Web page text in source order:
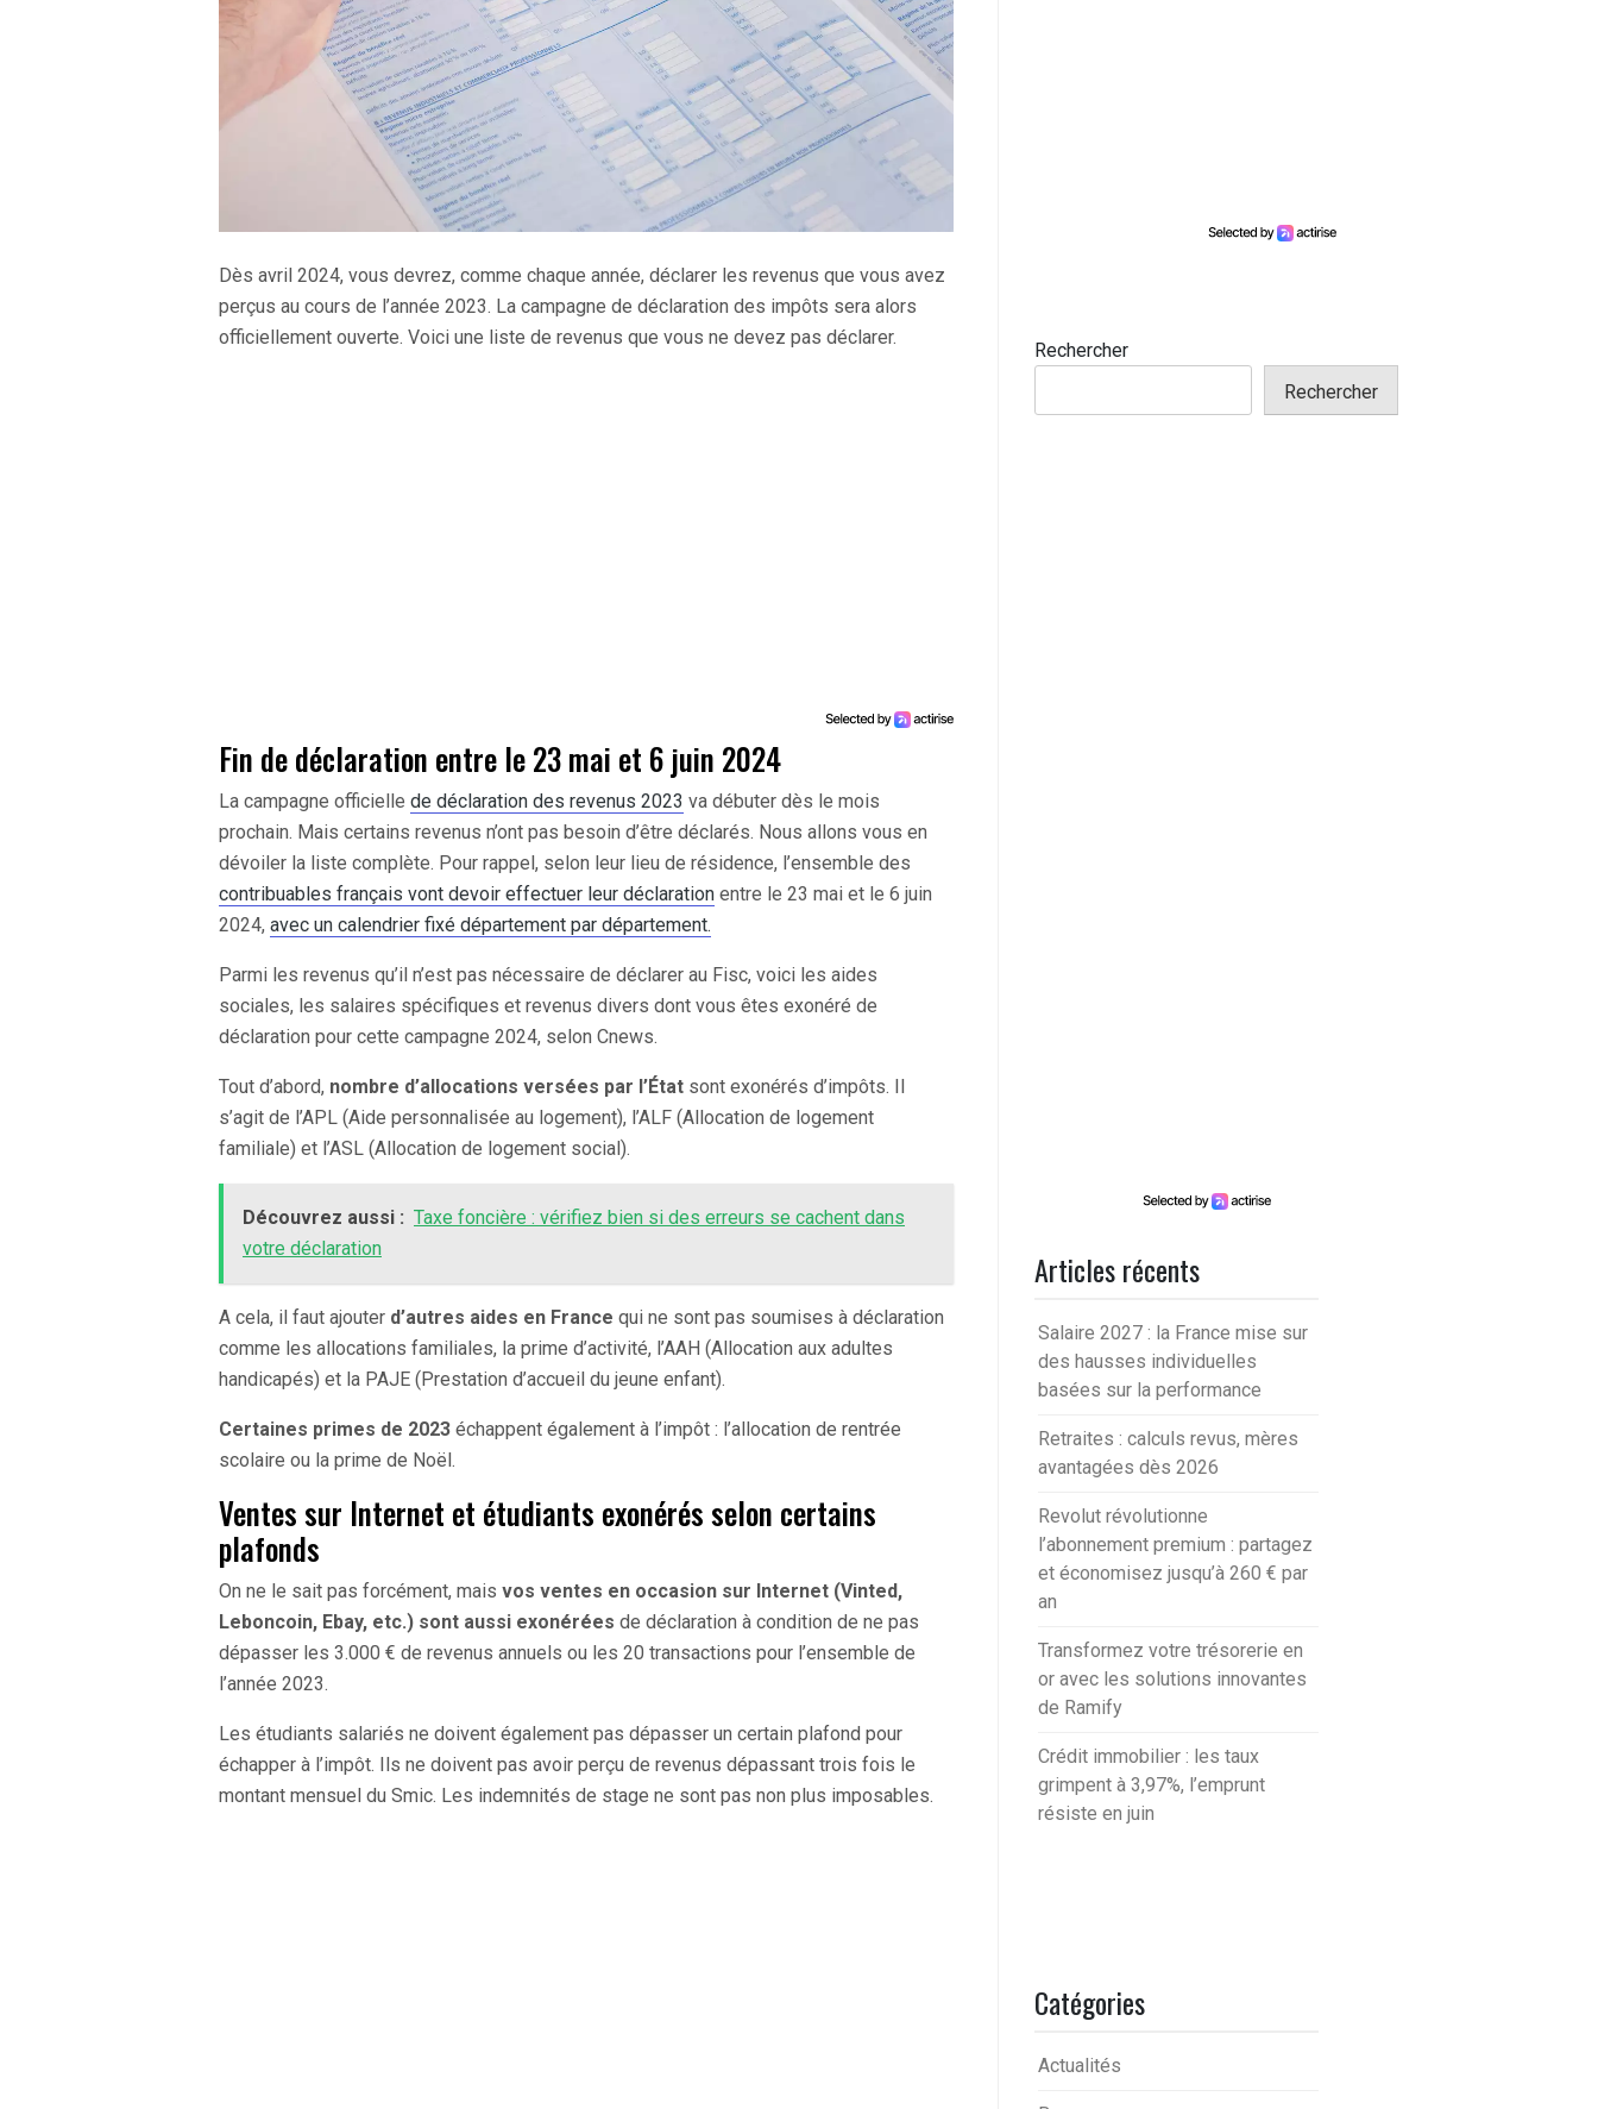
Dès avril 2024, vous devrez, comme chaque année, déclarer les revenus que vous avez
perçus au cours de l’année 2023. La campagne de déclaration des impôts sera alors
officiellement ouverte. Voici une liste de revenus que vous ne devez pas déclarer.
Fin de déclaration entre le 23 mai et 6 juin 2024
La campagne officielle de déclaration des revenus 2023 va débuter dès le mois
prochain. Mais certains revenus n’ont pas besoin d’être déclarés. Nous allons vous en
dévoiler la liste complète. Pour rappel, selon leur lieu de résidence, l’ensemble des
contribuables français vont devoir effectuer leur déclaration entre le 23 mai et le 6 juin
2024, avec un calendrier fixé département par département.
Parmi les revenus qu’il n’est pas nécessaire de déclarer au Fisc, voici les aides
sociales, les salaires spécifiques et revenus divers dont vous êtes exonéré de
déclaration pour cette campagne 2024, selon Cnews.
Tout d’abord, nombre d’allocations versées par l’État sont exonérés d’impôts. Il
s’agit de l’APL (Aide personnalisée au logement), l’ALF (Allocation de logement
familiale) et l’ASL (Allocation de logement social).
Découvrez aussi : Taxe foncière : vérifiez bien si des erreurs se cachent dans
votre déclaration
A cela, il faut ajouter d’autres aides en France qui ne sont pas soumises à déclaration
comme les allocations familiales, la prime d’activité, l’AAH (Allocation aux adultes
handicapés) et la PAJE (Prestation d’accueil du jeune enfant).
Certaines primes de 2023 échappent également à l’impôt : l’allocation de rentrée
scolaire ou la prime de Noël.
Ventes sur Internet et étudiants exonérés selon certains
plafonds
On ne le sait pas forcément, mais vos ventes en occasion sur Internet (Vinted,
Leboncoin, Ebay, etc.) sont aussi exonérées de déclaration à condition de ne pas
dépasser les 3.000 € de revenus annuels ou les 20 transactions pour l’ensemble de
l’année 2023.
Les étudiants salariés ne doivent également pas dépasser un certain plafond pour
échapper à l’impôt. Ils ne doivent pas avoir perçu de revenus dépassant trois fois le
montant mensuel du Smic. Les indemnités de stage ne sont pas non plus imposables.
Rechercher
Rechercher
Articles récents
Salaire 2027 : la France mise sur
des hausses individuelles
basées sur la performance
Retraites : calculs revus, mères
avantagées dès 2026
Revolut révolutionne
l’abonnement premium : partagez
et économisez jusqu’à 260 € par
an
Transformez votre trésorerie en
or avec les solutions innovantes
de Ramify
Crédit immobilier : les taux
grimpent à 3,97%, l’emprunt
résiste en juin
Catégories
Actualités